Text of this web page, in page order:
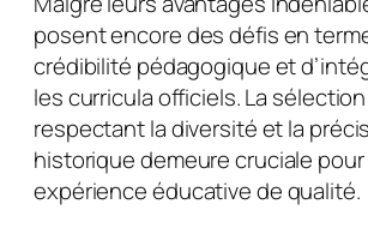
posent encore des défis en
crédibilité pédagogique et
les curricula officiels. La
respectant la diversité et la
historique demeure cruciale
expérience éducative de qualité.